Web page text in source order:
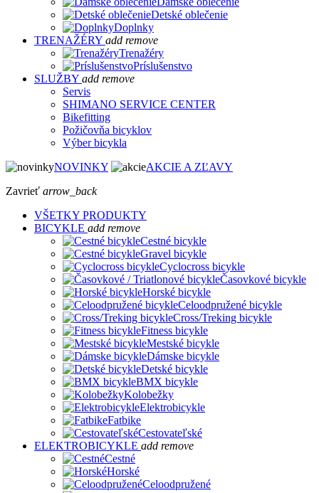
Detské oblečenie
Doplnky
TRENAŽÉRY add remove
Trenažéry
Príslušenstvo
SLUŽBY add remove
Servis
SHIMANO SERVICE CENTER
Bikefitting
Požičovňa bicyklov
Výber bicykla
NOVINKY
AKCIE A ZĽAVY
Zavrieť arrow_back
VŠETKY PRODUKTY
BICYKLE add remove
Cestné bicykle
Gravel bicykle
Cyclocross bicykle
Časovkové bicykle
Horské bicykle
Celoodpružené bicykle
Cross/Treking bicykle
Fitness bicykle
Mestské bicykle
Dámske bicykle
Detské bicykle
BMX bicykle
Kolobežky
Elektrobicykle
Fatbike
Cestovateľské
ELEKTROBICYKLE add remove
Cestné
Horské
Celoodpružené